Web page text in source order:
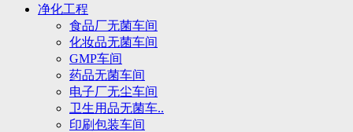
净化工程
食品厂无菌车间
化妆品无菌车间
GMP车间
药品无菌车间
电子厂无尘车间
卫生用品无菌车..
印刷包装车间